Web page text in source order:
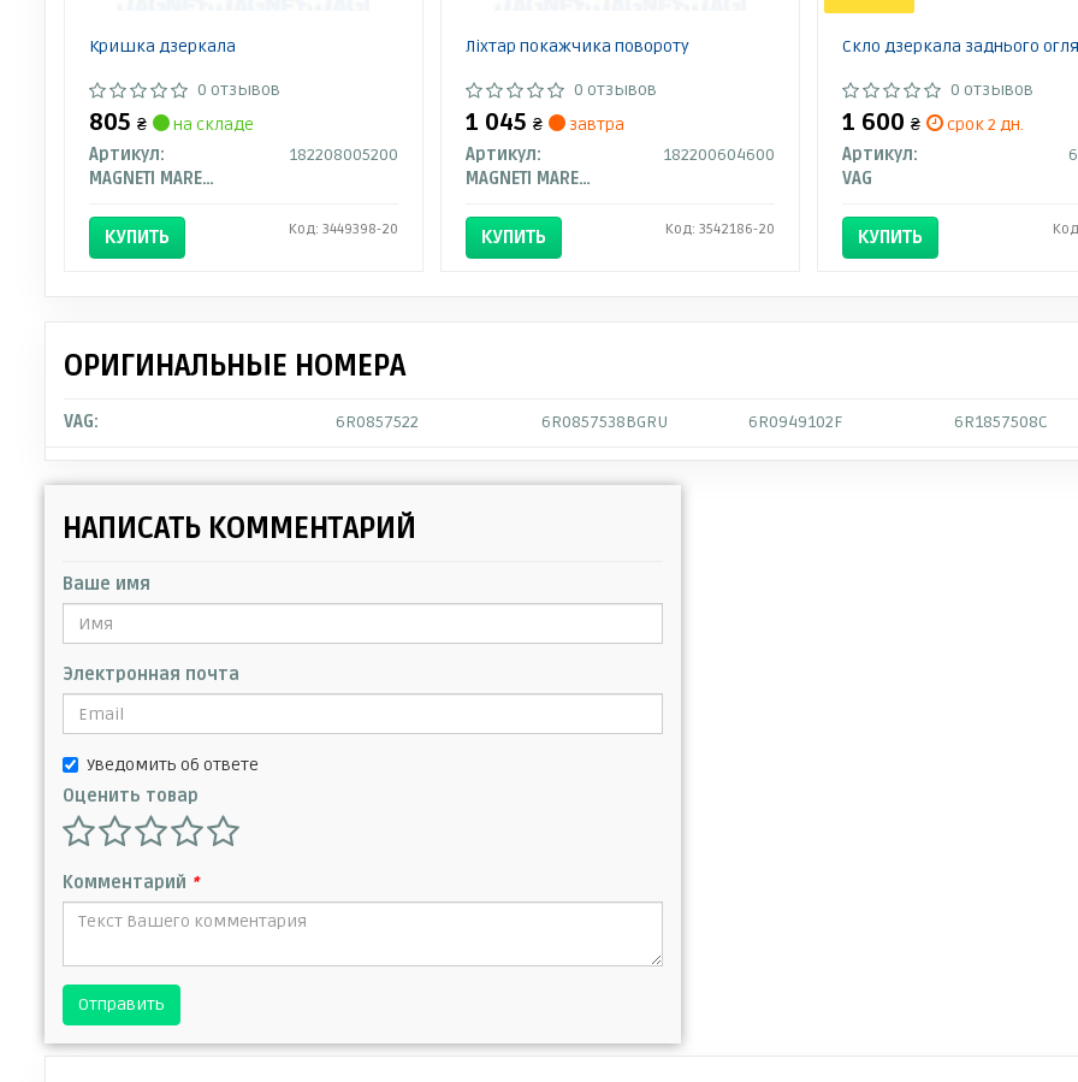
Кришка дзеркала
0 отзывов
805 ₴
на складе
Артикул:
182208005200
MAGNETI MARELLI
КУПИТЬ Код: 3449398-20
Ліхтар покажчика повороту
0 отзывов
1 045 ₴
завтра
Артикул:
182200604600
MAGNETI MARELLI
КУПИТЬ Код: 3542186-20
Скло дзеркала заднього
0 отзывов
1 600 ₴
срок 2 дн.
Артикул:
VAG
КУПИТЬ
ОРИГИНАЛЬНЫЕ НОМЕРА
VAG: 6R0857522 6R0857538BGRU 6R0949102F 6R1857508C
НАПИСАТЬ КОММЕНТАРИЙ
Ваше имя
Электронная почта
Уведомить об ответе
Оценить товар
Комментарий *
Отправить